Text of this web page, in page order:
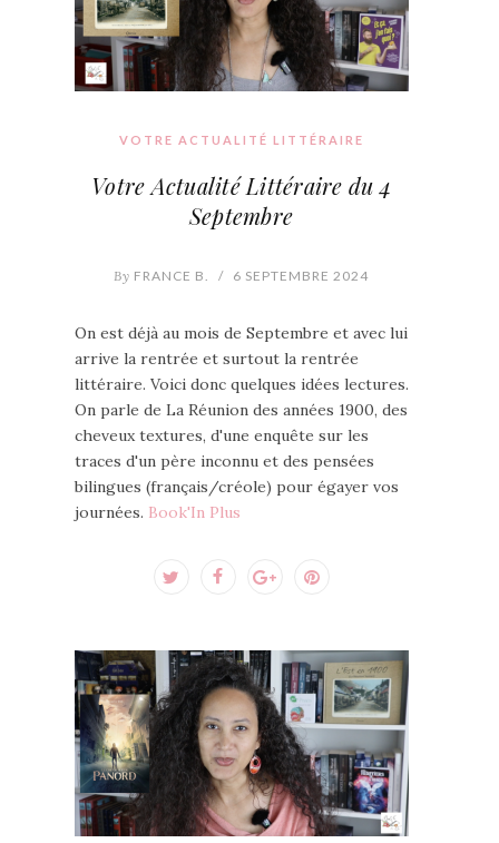
VOTRE ACTUALITÉ LITTÉRAIRE
Votre Actualité Littéraire du 4
Septembre
By FRANCE B. / 6 SEPTEMBRE 2024
On est déjà au mois de Septembre et avec lui
arrive la rentrée et surtout la rentrée
littéraire. Voici donc quelques idées lectures.
On parle de La Réunion des années 1900, des
cheveux textures, d'une enquête sur les
traces d'un père inconnu et des pensées
bilingues (français/créole) pour égayer vos
journées. Book'In Plus